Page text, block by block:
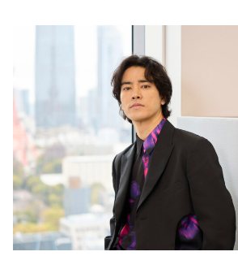
（news おかえり）
DAIGOも台所 ～きょうの献立 何にす
本日はダイアンなり！シーズン２
朝だ！生です旅サラダ
教えて！ニュースライブ 正義のミカタ
ＬＩＦＥ～夢のカタチ～
新婚さんいらっしゃい！
ポツンと一軒家
ザキ山小屋本館